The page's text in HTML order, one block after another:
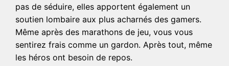
pas de séduire, elles apportent également un
soutien lombaire aux plus acharnés des gamers.
Même après des marathons de jeu, vous vous
sentirez frais comme un gardon. Après tout, même
les héros ont besoin de repos.